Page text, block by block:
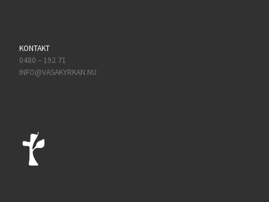
KONTAKT
0480 – 192 71
INFO@VASAKYRKAN.NU